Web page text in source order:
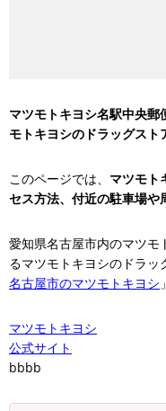
マツモトキヨシ名駅中央
モトキヨシのドラッグスト
このページでは、 マツモト
セス方法、付近の駐車場や
愛知県名古屋市内のマツモ
るマツモトキヨシのドラ
名古屋市のマツモトキヨシ
マツモトキヨシ
公式サイト
bbbb